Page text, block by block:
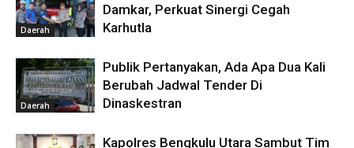
Daerah
Damkar, Perkuat Sinergi Cegah
Karhutla
Daerah
Publik Pertanyakan, Ada Apa Dua Kali
Berubah Jadwal Tender Di
Dinaskestran
Kapolres Bengkulu Utara Sambut Tim